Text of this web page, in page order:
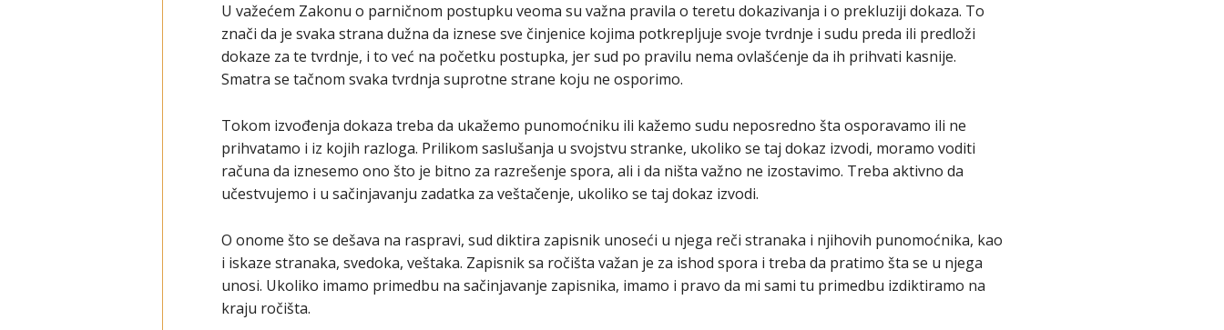
U važećem Zakonu o parničnom postupku veoma su važna pravila o teretu dokazivanja i o prekluziji dokaza. To
znači da je svaka strana dužna da iznese sve činjenice kojima potkrepljuje svoje tvrdnje i sudu preda ili predloži
dokaze za te tvrdnje, i to već na početku postupka, jer sud po pravilu nema ovlašćenje da ih prihvati kasnije.
Smatra se tačnom svaka tvrdnja suprotne strane koju ne osporimo.
Tokom izvođenja dokaza treba da ukažemo punomoćniku ili kažemo sudu neposredno šta osporavamo ili ne
prihvatamo i iz kojih razloga. Prilikom saslušanja u svojstvu stranke, ukoliko se taj dokaz izvodi, moramo voditi
računa da iznesemo ono što je bitno za razrešenje spora, ali i da ništa važno ne izostavimo. Treba aktivno da
učestvujemo i u sačinjavanju zadatka za veštačenje, ukoliko se taj dokaz izvodi.
O onome što se dešava na raspravi, sud diktira zapisnik unoseći u njega reči stranaka i njihovih punomoćnika, kao
i iskaze stranaka, svedoka, veštaka. Zapisnik sa ročišta važan je za ishod spora i treba da pratimo šta se u njega
unosi. Ukoliko imamo primedbu na sačinjavanje zapisnika, imamo i pravo da mi sami tu primedbu izdiktiramo na
kraju ročišta.